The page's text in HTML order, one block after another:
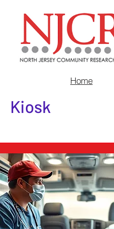
Home
Kiosk